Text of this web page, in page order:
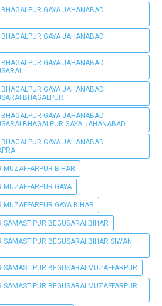
GAYA JAHANABAD
GAYA JAHANABAD
GAYA JAHANABAD
GAYA JAHANABAD
BHAGALPUR
GAYA JAHANABAD
BHAGALPUR GAYA JAHANABAD
GAYA JAHANABAD
MUZAFFARPUR BIHAR
MUZAFFARPUR GAYA
MUZAFFARPUR GAYA BIHAR
SAMASTIPUR BEGUSARAI BIHAR
SAMASTIPUR BEGUSARAI BIHAR SIWAN
SAMASTIPUR BEGUSARAI MUZAFFARPUR
SAMASTIPUR BEGUSARAI MUZAFFARPUR